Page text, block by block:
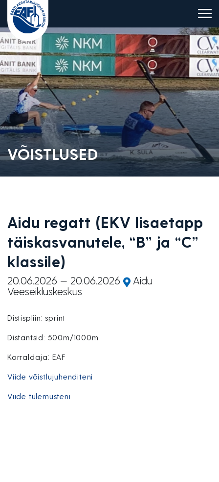
Eesti Aerutamisföderatsioon
VÕISTLUSED
Aidu regatt (EKV lisaetapp
täiskasvanutele, “B” ja “C”
klassile)
20.06.2026 20.06.2026
Aidu
Veeseikluskeskus
Distispliin: sprint
Distantsid: 500m/1000m
Korraldaja: EAF
Viide võistlujuhenditeni
Viide tulemusteni